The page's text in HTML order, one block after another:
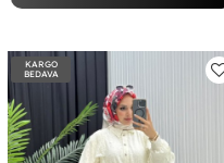
KARGO
BEDAVA